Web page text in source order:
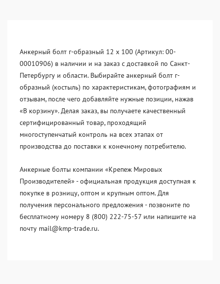
Анкерный болт г-образный 12 x 100 (Артикул: 00-
00010906) в наличии и на заказ с доставкой по Санкт-
Петербургу и области. Выбирайте анкерный болт г-
образный (костыль) по характеристикам, фотографиям и
отзывам, после чего добавляйте нужные позиции, нажав
«В корзину». Делая заказ, вы получаете качественный
сертифицированный товар, проходящий
многоступенчатый контроль на всех этапах от
производства до поставки к конечному потребителю.
Анкерные болты компании «Крепеж Мировых
Производителей» - официальная продукция доступная к
покупке в розницу, оптом и крупным оптом. Для
получения персонального предложения - позвоните по
бесплатному номеру 8 (800) 222-75-57 или напишите на
почту mail@kmp-trade.ru.